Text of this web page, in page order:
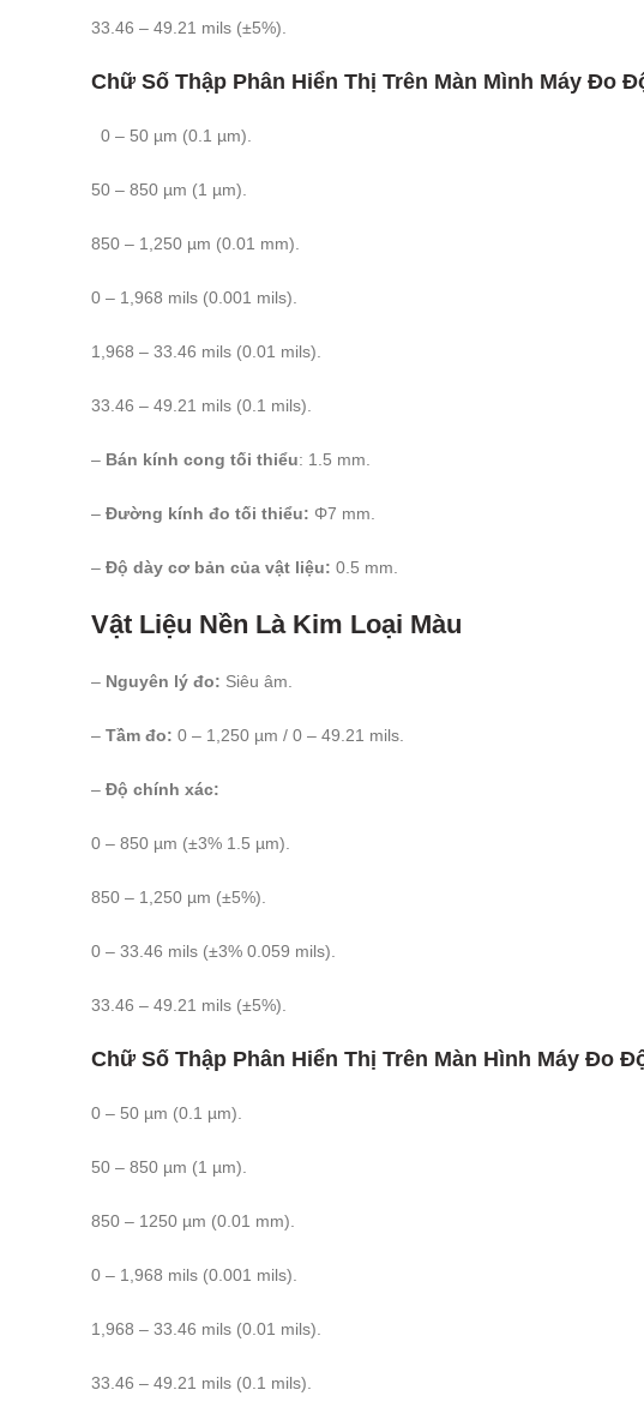
33.46 – 49.21 mils (±5%).
Chữ Số Thập Phân Hiển Thị Trên Màn Mình Máy Đo
0 – 50 µm (0.1 µm).
50 – 850 µm (1 µm).
850 – 1,250 µm (0.01 mm).
0 – 1,968 mils (0.001 mils).
1,968 – 33.46 mils (0.01 mils).
33.46 – 49.21 mils (0.1 mils).
– Bán kính cong tối thiểu: 1.5 mm.
– Đường kính đo tối thiểu: Φ7 mm.
– Độ dày cơ bản của vật liệu: 0.5 mm.
Vật Liệu Nền Là Kim Loại Màu
– Nguyên lý đo: Siêu âm.
– Tầm đo: 0 – 1,250 µm / 0 – 49.21 mils.
– Độ chính xác:
0 – 850 µm (±3% 1.5 µm).
850 – 1,250 µm (±5%).
0 – 33.46 mils (±3% 0.059 mils).
33.46 – 49.21 mils (±5%).
Chữ Số Thập Phân Hiển Thị Trên Màn Hình Máy Đo
0 – 50 µm (0.1 µm).
50 – 850 µm (1 µm).
850 – 1250 µm (0.01 mm).
0 – 1,968 mils (0.001 mils).
1,968 – 33.46 mils (0.01 mils).
33.46 – 49.21 mils (0.1 mils).